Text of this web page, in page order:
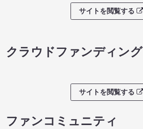
サイトを閲覧する
クラウドファンディング
サイトを閲覧する
ファンコミュニティ